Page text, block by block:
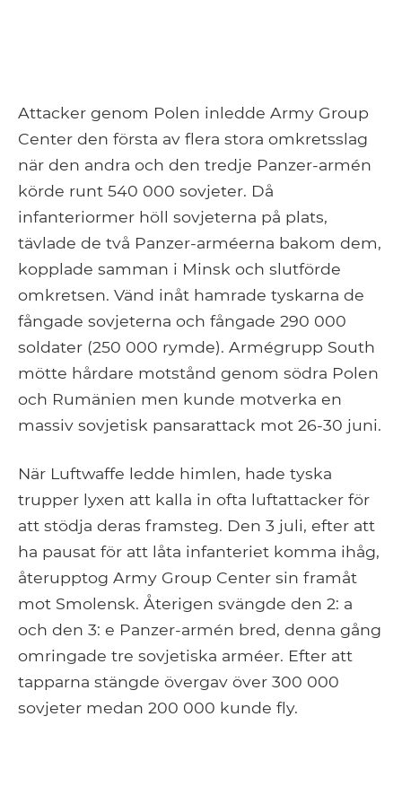
Attacker genom Polen inledde Army Group
Center den första av flera stora omkretsslag
när den andra och den tredje Panzer-armén
körde runt 540 000 sovjeter. Då
infanteriormer höll sovjeterna på plats,
tävlade de två Panzer-arméerna bakom dem,
kopplade samman i Minsk och slutförde
omkretsen. Vänd inåt hamrade tyskarna de
fångade sovjeterna och fångade 290 000
soldater (250 000 rymde). Armégrupp South
mötte hårdare motstånd genom södra Polen
och Rumänien men kunde motverka en
massiv sovjetisk pansarattack mot 26-30 juni.
När Luftwaffe ledde himlen, hade tyska
trupper lyxen att kalla in ofta luftattacker för
att stödja deras framsteg. Den 3 juli, efter att
ha pausat för att låta infanteriet komma ihåg,
återupptog Army Group Center sin framåt
mot Smolensk. Återigen svängde den 2: a
och den 3: e Panzer-armén bred, denna gång
omringade tre sovjetiska arméer. Efter att
tapparna stängde övergav över 300 000
sovjeter medan 200 000 kunde fly.